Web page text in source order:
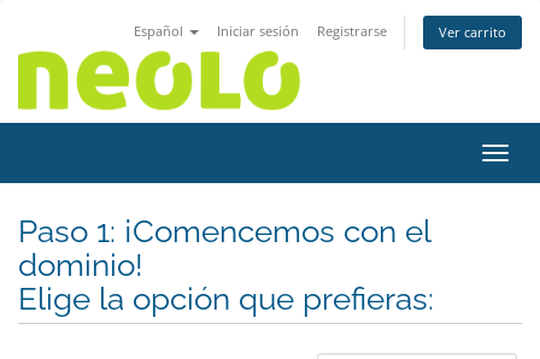
Español Iniciar sesión Registrarse Ver carrito
Paso 1: ¡Comencemos con el
dominio!
Elige la opción que prefieras: